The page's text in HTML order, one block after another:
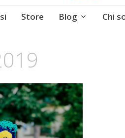
schemi gratuiti,
Store Blog Chi